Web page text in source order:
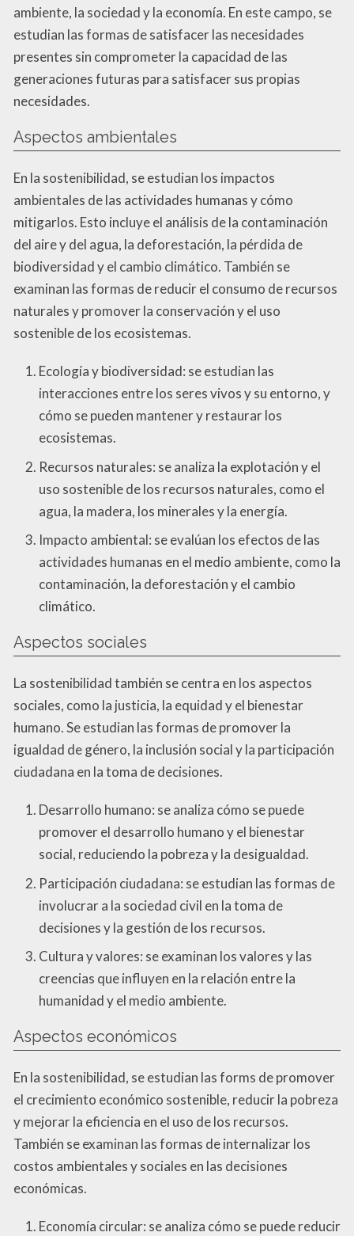
ambiente, la sociedad y la economía. En este campo, se
estudian las formas de satisfacer las necesidades
presentes sin comprometer la capacidad de las
generaciones futuras para satisfacer sus propias
necesidades.
Aspectos ambientales
En la sostenibilidad, se estudian los impactos
ambientales de las actividades humanas y cómo
mitigarlos. Esto incluye el análisis de la contaminación
del aire y del agua, la deforestación, la pérdida de
biodiversidad y el cambio climático. También se
examinan las formas de reducir el consumo de recursos
naturales y promover la conservación y el uso
sostenible de los ecosistemas.
Ecología y biodiversidad: se estudian las
interacciones entre los seres vivos y su entorno, y
cómo se pueden mantener y restaurar los
ecosistemas.
Recursos naturales: se analiza la explotación y el
uso sostenible de los recursos naturales, como el
agua, la madera, los minerales y la energía.
Impacto ambiental: se evalúan los efectos de las
actividades humanas en el medio ambiente, como la
contaminación, la deforestación y el cambio
climático.
Aspectos sociales
La sostenibilidad también se centra en los aspectos
sociales, como la justicia, la equidad y el bienestar
humano. Se estudian las formas de promover la
igualdad de género, la inclusión social y la participación
ciudadana en la toma de decisiones.
Desarrollo humano: se analiza cómo se puede
promover el desarrollo humano y el bienestar
social, reduciendo la pobreza y la desigualdad.
Participación ciudadana: se estudian las formas de
involucrar a la sociedad civil en la toma de
decisiones y la gestión de los recursos.
Cultura y valores: se examinan los valores y las
creencias que influyen en la relación entre la
humanidad y el medio ambiente.
Aspectos económicos
En la sostenibilidad, se estudian las forms de promover
el crecimiento económico sostenible, reducir la pobreza
y mejorar la eficiencia en el uso de los recursos.
También se examinan las formas de internalizar los
costos ambientales y sociales en las decisiones
económicas.
Economía circular: se analiza cómo se puede reducir